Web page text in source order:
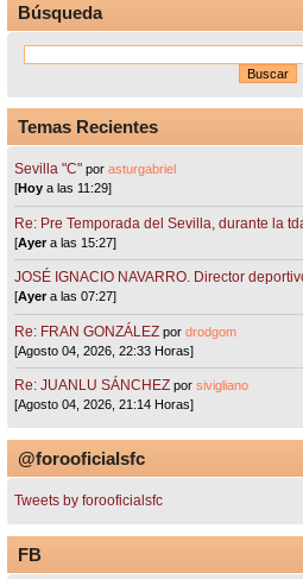
Búsqueda
Temas Recientes
Sevilla "C"porasturgabriel
[Hoy a las 11:29]
Re: Pre Temporada del Sevilla, durante la
[Ayera las 15:27]
JOSÉ IGNACIO NAVARRO. Director
[Ayera las 07:27]
Re: FRAN GONZÁLEZ pordrodgom
[Agosto 04, 2026, 22:33 Horas]
Re: JUANLU SÁNCHEZ porsivigliano
[Agosto 04, 2026, 21:14 Horas]
@forooficialsfc
Tweets by forooficialsfc
FB